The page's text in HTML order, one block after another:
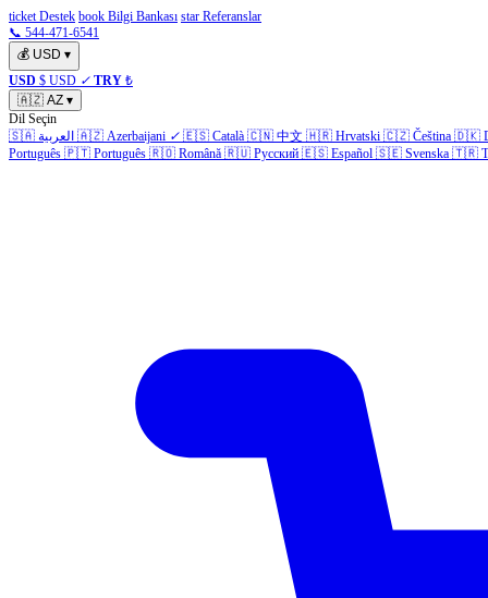
ticket Destek book Bilgi Bankası star Referanslar
📞 544-471-6541
💰 USD ▾
USD $ USD ✓ TRY ₺
🇦🇿 AZ ▾
Dil Seçin
🇸🇦 العربية 🇦🇿 Azerbaijani ✓ 🇪🇸 Català 🇨🇳 中文 🇭🇷 Hrvatski 🇨🇿 Čeština 🇩🇰
Português 🇵🇹 Português 🇷🇴 Română 🇷🇺 Русский 🇪🇸 Español 🇸🇪 Svenska 🇹🇷